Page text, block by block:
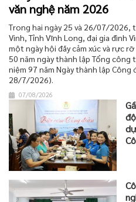
văn nghệ năm 2026
Trong hai ngày 25 và 26/07/2026,
Vinh, Tỉnh Vĩnh Long, đại gia đình
một ngày hội đầy cảm xúc và rực
50 năm ngày thành lập Tổng
niệm 97 năm Ngày thành lập
28/7/2026).
07/08/2026